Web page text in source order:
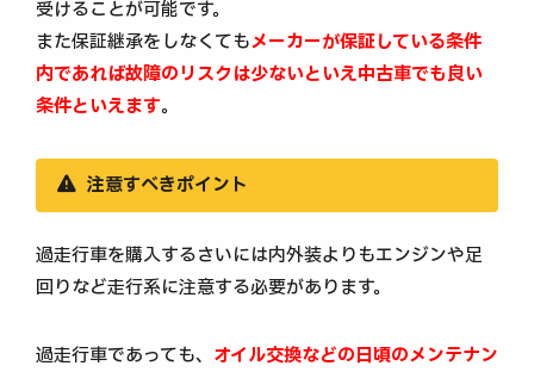
受けることが可能です。
また保証継承をしなくてもメーカーが保証している条件
内であれば故障のリスクは少ないといえ中古車でも良い
条件といえます。
注意すべきポイント
過走行車を購入するさいには内外装よりもエンジンや足
回りなど走行系に注意する必要があります。
過走行車であっても、 オイル交換などの日頃のメンテナン